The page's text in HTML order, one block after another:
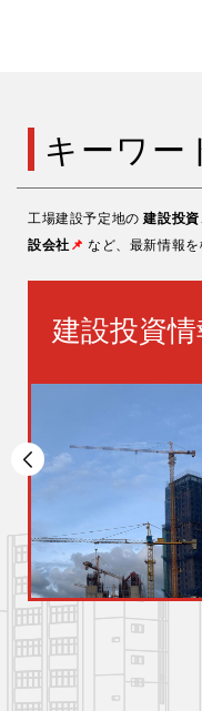
キーワー
工場建設予定地の建設投資
設会社 📌 など、最新情報を
建設投資情